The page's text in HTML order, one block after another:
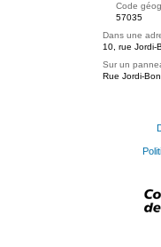
Code
57035
Dans une
10, rue Jordi-
Sur un
Rue Jordi-